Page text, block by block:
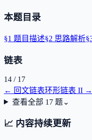
本题目录
§1 题目描述§2 思路解析§
链表
14 / 17
← 回文链表环形链表 II →
查看全部 17题 ⌄
📈 内容持续更新